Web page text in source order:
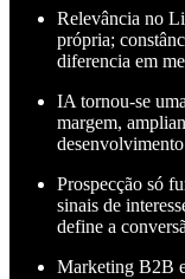
Relevância no
própria;
diferencia em
IA tornou-se
margem,
Prospecção só
sinais de
define a
Marketing B2B